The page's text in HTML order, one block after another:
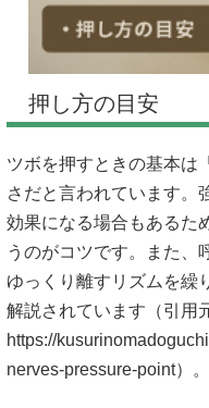
押し方の目安
ツボを押すときの基本は
さだと言われています。
効果になる場合もあるた
うのがコツです。また、
ゆっくり離すリズムを繰
解説されています（引用
https://
nerves-pressure-point）。